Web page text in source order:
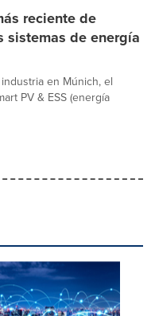
reciente de
sistemas de energía
en Múnich, el
PV & ESS (energía